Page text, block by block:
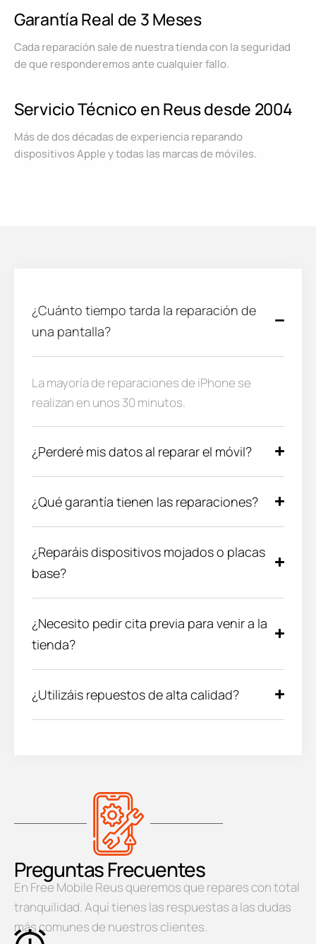
Garantía Real de 3 Meses
Cada reparación sale de nuestra tienda con la seguridad
de que responderemos ante cualquier fallo.
Servicio Técnico en Reus desde 2004
Más de dos décadas de experiencia reparando
dispositivos Apple y todas las marcas de móviles.
¿Cuánto tiempo tarda la reparación de
una pantalla?
La mayoría de reparaciones de iPhone se
realizan en unos 30 minutos.
¿Perderé mis datos al reparar el móvil?
¿Qué garantía tienen las reparaciones?
¿Reparáis dispositivos mojados o placas
base?
¿Necesito pedir cita previa para venir a la
tienda?
¿Utilizáis repuestos de alta calidad?
Preguntas Frecuentes
En Free Mobile Reus queremos que repares con total
tranquilidad. Aquí tienes las respuestas a las dudas
más comunes de nuestros clientes.